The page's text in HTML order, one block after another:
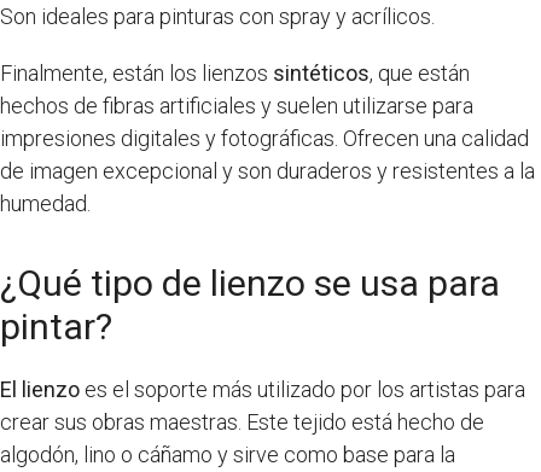
Son ideales para pinturas con spray y acrílicos.
Finalmente, están los lienzos sintéticos, que están
hechos de fibras artificiales y suelen utilizarse para
impresiones digitales y fotográficas. Ofrecen una calidad
de imagen excepcional y son duraderos y resistentes a la
humedad.
¿Qué tipo de lienzo se usa para
pintar?
El lienzo es el soporte más utilizado por los artistas para
crear sus obras maestras. Este tejido está hecho de
algodón, lino o cáñamo y sirve como base para la